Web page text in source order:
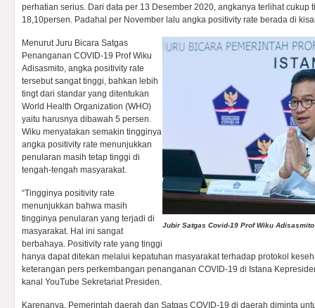
perhatian serius. Dari data per 13 Desember 2020, angkanya terlihat cukup
18,10persen. Padahal per November lalu angka positivity rate berada di
Jubir Satgas Covid-19 Prof Wiku Adisasmito
Menurut Juru Bicara Satgas
Penanganan COVID-19 Prof Wiku
Adisasmito, angka positivity rate
tersebut sangat tinggi, bahkan lebih
tingt dari standar yang ditentukan
World Health Organization (WHO)
yaitu harusnya dibawah 5 persen.
Wiku menyatakan semakin tingginya
angka positivity rate menunjukkan
penularan masih tetap tinggi di
tengah-tengah masyarakat.
“Tingginya positivity rate
menunjukkan bahwa masih
tingginya penularan yang terjadi di
masyarakat. Hal ini sangat
berbahaya. Positivity rate yang tinggi
hanya dapat ditekan melalui kepatuhan masyarakat terhadap protokol
keterangan pers perkembangan penanganan COVID-19 di Istana
kanal YouTube Sekretariat Presiden.
Karenanya, Pemerintah daerah dan Satgas COVID-19 di daerah diminta